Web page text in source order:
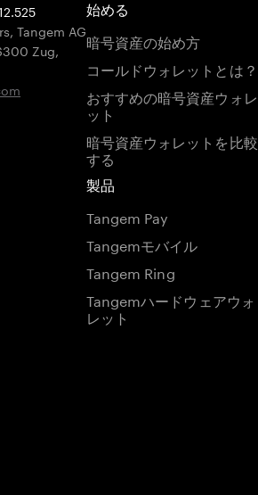
Tangem AG
Zug,
始める
暗号資産の始め方
コールドウォレットとは？
おすすめの暗号資産ウォレ
ット
暗号資産ウォレットを比較
する
製品
Tangem Pay
Tangemモバイル
Tangem Ring
Tangemハードウェアウォ
レット